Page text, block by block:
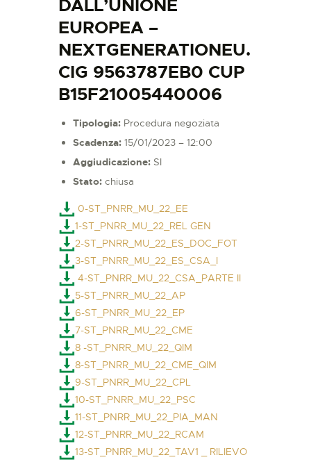
DALL’UNIONE
EUROPEA –
NEXTGENERATIONEU.
CIG 9563787EB0 CUP
B15F21005440006
Tipologia: Procedura negoziata
Scadenza: 15/01/2023 – 12:00
Aggiudicazione: SI
Stato: chiusa
0-ST_PNRR_MU_22_EE
1-ST_PNRR_MU_22_REL GEN
2-ST_PNRR_MU_22_ES_DOC_FOT
3-ST_PNRR_MU_22_ES_CSA_I
4-ST_PNRR_MU_22_CSA_PARTE II
5-ST_PNRR_MU_22_AP
6-ST_PNRR_MU_22_EP
7-ST_PNRR_MU_22_CME
8 -ST_PNRR_MU_22_QIM
8-ST_PNRR_MU_22_CME_QIM
9-ST_PNRR_MU_22_CPL
10-ST_PNRR_MU_22_PSC
11-ST_PNRR_MU_22_PIA_MAN
12-ST_PNRR_MU_22_RCAM
13-ST_PNRR_MU_22_TAV1 _ RILIEVO